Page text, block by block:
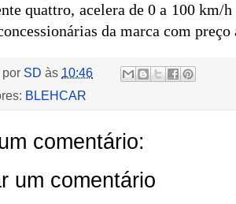
quattro, acelera de 0 a 100 km/
da marca com
por SD às 10:46
BLEHCAR
comentário:
um comentário